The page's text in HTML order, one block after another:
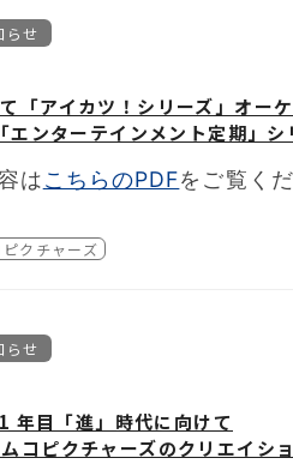
前予約申し込みによる入場整理
ケット販売サービス「
始は5月11日20:00を予定してお
am.co.jp/
」
ード！」
」シリーズ
！」シリーズ
リッツ」シリーズ
ダンス」
らせ
「アイカツ！シリーズ」オー
ンターテインメント定期」シ
はこちらのPDFをご覧くだ
クチャーズ
らせ
年目「進」時代に向けて
コピクチャーズのクリエイシ